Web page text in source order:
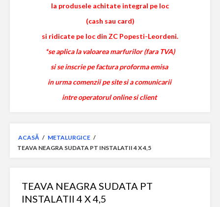
la produsele achitate integral pe loc
(cash sau card)
si ridicate pe loc din ZC Popesti-Leordeni.
*se aplica la valoarea marfurilor (fara TVA)
si se inscrie pe factura proforma emisa
in urma comenzii pe site si a comunicarii
intre operatorul online si client
ACASĂ / METALURGICE /
TEAVA NEAGRA SUDATA PT INSTALATII 4 X 4,5
TEAVA NEAGRA SUDATA PT
INSTALATII 4 X 4,5